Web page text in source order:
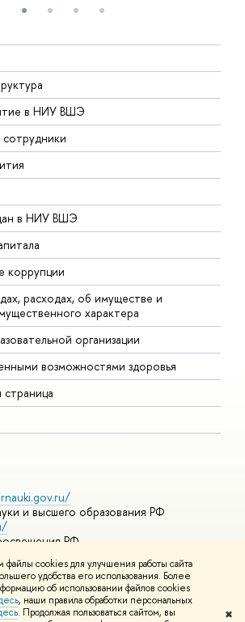
cookies для улучшения работы сайта
удобства его использования. Более
об использовании файлов cookies
, наши правила обработки персональных
. Продолжая пользоваться сайтом, вы
✖
в НИУ ВШЭ
в НИУ ВШЭ
коррупции
расходах, об имуществе и
характера
организации
возможностями здоровья
страница
и высшего образования РФ
РФ
mooc
онлайн-курсы
Адреса и контактыУсловия